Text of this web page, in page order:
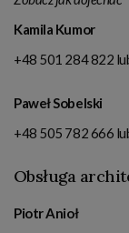
Kamila Kumor
+48 501 284 822
Paweł Sobelski
+48 505 782 666
Obsługa
Piotr Anioł